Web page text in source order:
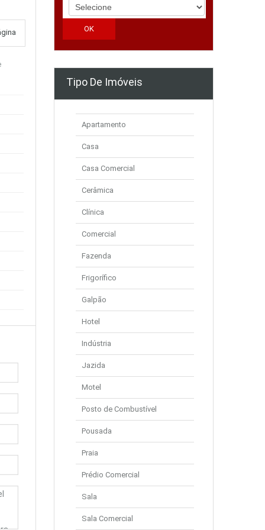
Tipo De Imóveis
Apartamento
Casa
Casa Comercial
Cerâmica
Clínica
Comercial
Fazenda
Frigorífico
Galpão
Hotel
Indústria
Jazida
Motel
Posto de Combustível
Pousada
Praia
Prédio Comercial
Sala
Sala Comercial